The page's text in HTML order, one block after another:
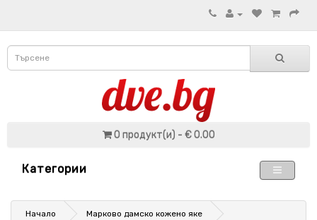
0 продукт(и) - € 0.00
Категории
Начало Марково дамско кожено яке